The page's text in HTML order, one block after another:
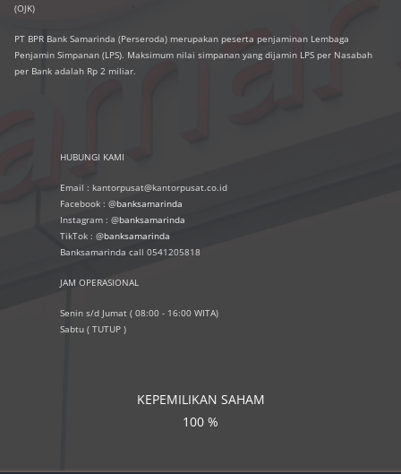
(OJK)
PT BPR Bank Samarinda (Perseroda) merupakan peserta penjaminan Lembaga
Penjamin Simpanan (LPS). Maksimum nilai simpanan yang dijamin LPS per Nasabah
per Bank adalah Rp 2 miliar.
HUBUNGI KAMI
Email : kantorpusat@kantorpusat.co.id
Facebook : @banksamarinda
Instagram : @banksamarinda
TikTok : @banksamarinda
Banksamarinda call 0541205818
JAM OPERASIONAL
Senin s/d Jumat ( 08:00 - 16:00 WITA)
Sabtu ( TUTUP )
KEPEMILIKAN SAHAM
100 %